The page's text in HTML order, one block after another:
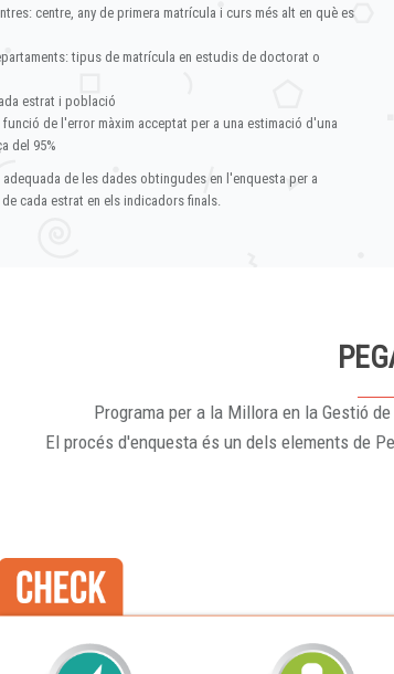
centre, any de primera matrícula i curs més alt en què es
tipus de matrícula en estudis de doctorat o
estrat i població
de l'error màxim acceptat per a una estimació d'una
del 95%
de les dades obtingudes en l'enquesta per a
cada estrat en els indicadors finals.
Programa per a la Millora en la Gestió
El procés d'enquesta és un dels elements de